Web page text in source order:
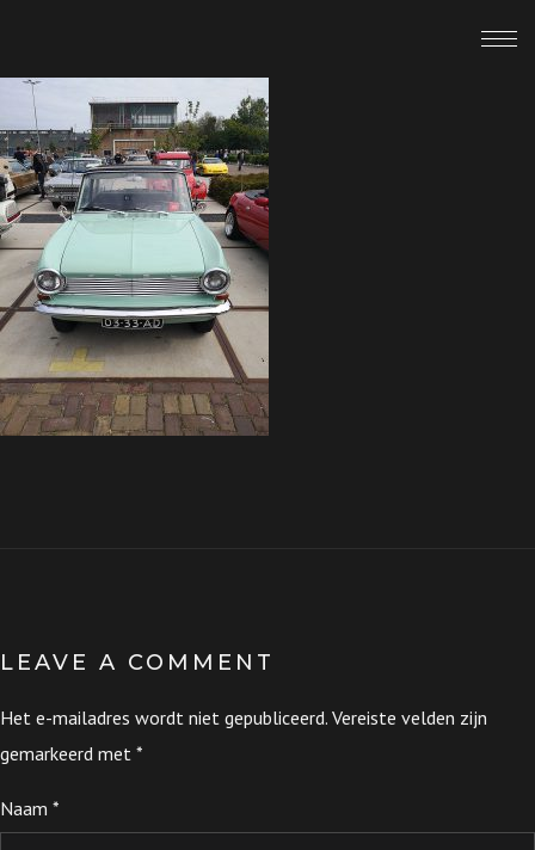
LEAVE A COMMENT
Het e-mailadres wordt niet gepubliceerd. Vereiste velden zijn
gemarkeerd met *
Naam *